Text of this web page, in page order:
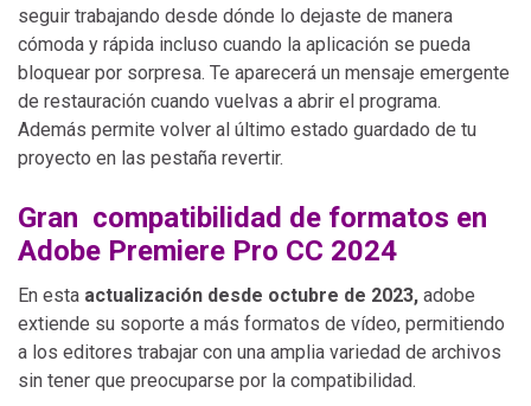
seguir trabajando desde dónde lo dejaste de manera
cómoda y rápida incluso cuando la aplicación se pueda
bloquear por sorpresa. Te aparecerá un mensaje emergente
de restauración cuando vuelvas a abrir el programa.
Además permite volver al último estado guardado de tu
proyecto en las pestaña revertir.
Gran compatibilidad de formatos en
Adobe Premiere Pro CC 2024
En esta actualización desde octubre de 2023, adobe
extiende su soporte a más formatos de vídeo, permitiendo
a los editores trabajar con una amplia variedad de archivos
sin tener que preocuparse por la compatibilidad.